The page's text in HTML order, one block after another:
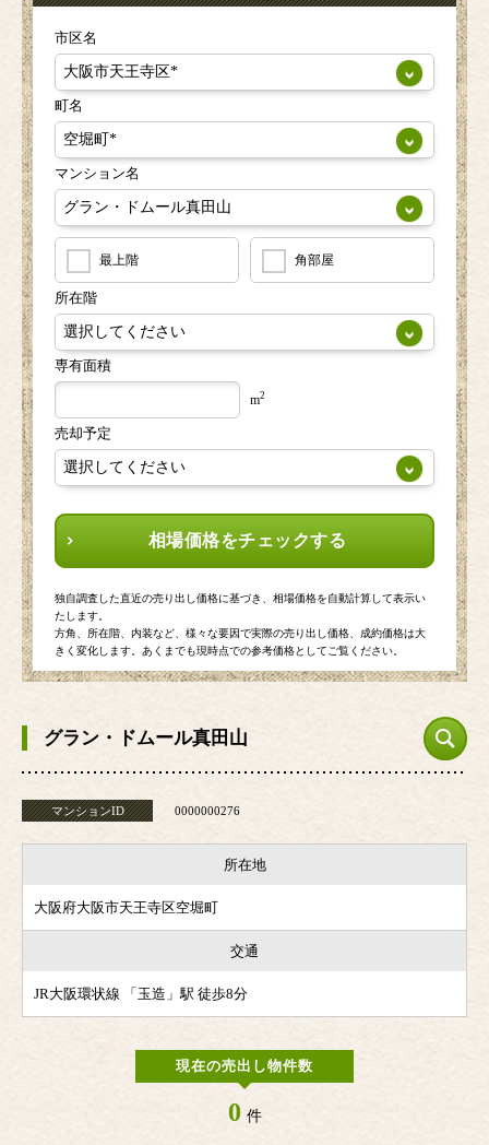
市区名
町名
マンション名
最上階 角部屋
所在階
専有面積
m2
売却予定
相場価格をチェックする
独自調査した直近の売り出し価格に基づき、相場価格を自動計算して表示い
たします。
方角、所在階、内装など、様々な要因で実際の売り出し価格、成約価格は大
きく変化します。あくまでも現時点での参考価格としてご覧ください。
グラン・ドムール真田山
マンションID 0000000276
所在地
大阪府大阪市天王寺区空堀町
交通
JR大阪環状線 「玉造」駅 徒歩8分
現在の売出し物件数
0 件